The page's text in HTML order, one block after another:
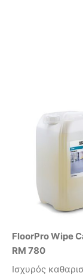
FloorPro Wipe
RM 780
Ισχυρός